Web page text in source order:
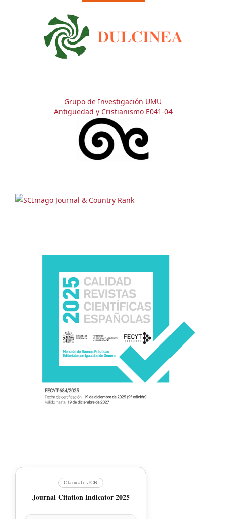
Grupo de Investigación UMU
Antigüedad y Cristianismo E041-04
Clarivate JCR
Journal Citation Indicator 2025